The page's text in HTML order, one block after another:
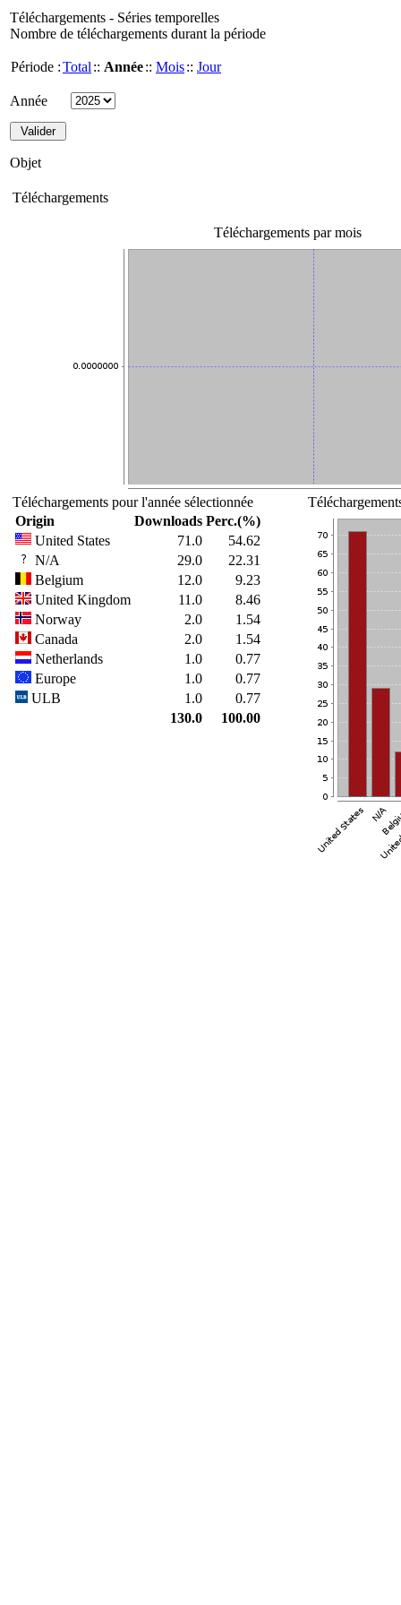
Téléchargements - Séries temporelles
Nombre de téléchargements durant la période
Période :Total :: Année:: Mois:: Jour
Année
Objet
Téléchargements
Téléchargements par mois
Téléchargements pour l'année sélectionnée
Origin
Downloads Perc.(%)
United States
71.0
54.62
N/A
29.0
22.31
Belgium
12.0
9.23
United Kingdom
11.0
8.46
Norway
2.0
1.54
Canada
2.0
1.54
Netherlands
1.0
0.77
Europe
1.0
0.77
ULB
1.0
0.77
130.0
100.00